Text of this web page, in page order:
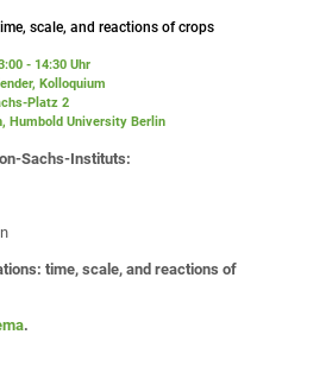
scale, and reactions of crops
- 14:30 Uhr
Kolloquium
Platz 2
Humbold University Berlin
Sachs-Instituts:
time, scale, and reactions of
.